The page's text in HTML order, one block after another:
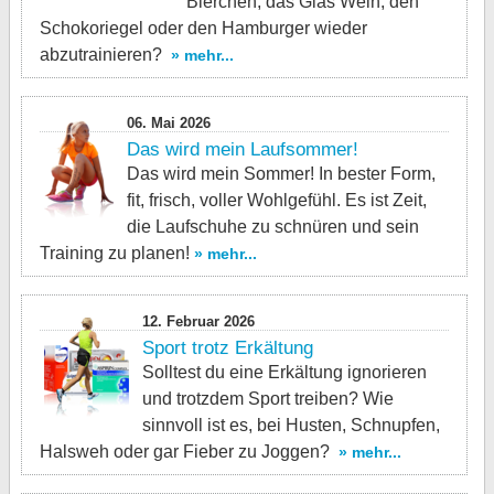
Schokoriegel oder den Hamburger wieder
abzutrainieren? » mehr...
06. Mai 2026
Das wird mein Laufsommer!
Das wird mein Sommer! In bester Form,
fit, frisch, voller Wohlgefühl. Es ist Zeit,
die Laufschuhe zu schnüren und sein
Training zu planen! » mehr...
12. Februar 2026
Sport trotz Erkältung
Solltest du eine Erkältung ignorieren
und trotzdem Sport treiben? Wie
sinnvoll ist es, bei Husten, Schnupfen,
Halsweh oder gar Fieber zu Joggen? » mehr...